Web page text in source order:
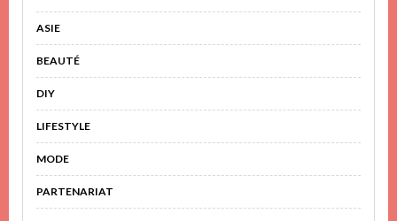
ASIE
BEAUTÉ
DIY
LIFESTYLE
MODE
PARTENARIAT